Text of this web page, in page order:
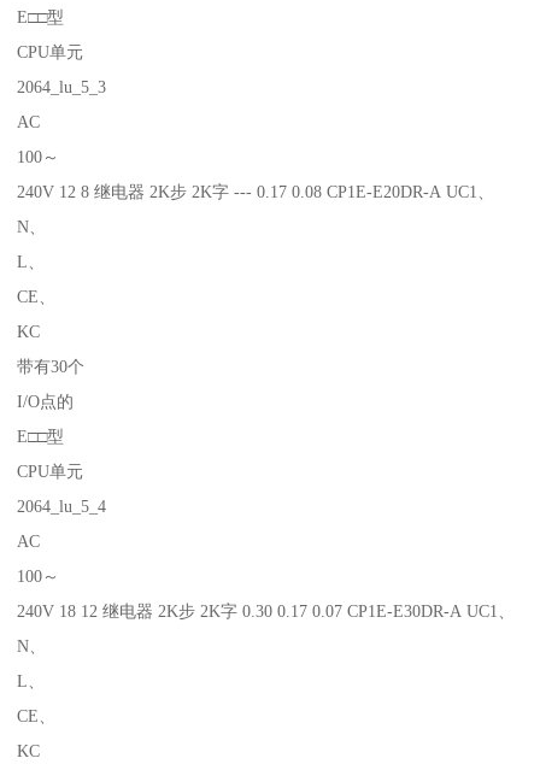
E□□型
CPU单元
2064_lu_5_3
AC
100～
240V 12 8 继电器 2K步 2K字 --- 0.17 0.08 CP1E-E20DR-A UC1、
N、
L、
CE、
KC
带有30个
I/O点的
E□□型
CPU单元
2064_lu_5_4
AC
100～
240V 18 12 继电器 2K步 2K字 0.30 0.17 0.07 CP1E-E30DR-A UC1、
N、
L、
CE、
KC